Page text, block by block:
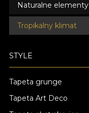
Naturalne elementy
Tropikalny klimat
STYLE
Tapeta grunge
Tapeta Art Deco